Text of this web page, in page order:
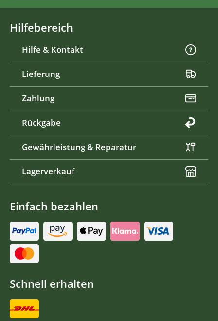
Hilfebereich
Hilfe & Kontakt
Lieferung
Zahlung
Rückgabe
Gewährleistung & Reparatur
Lagerverkauf
Einfach bezahlen
Schnell erhalten